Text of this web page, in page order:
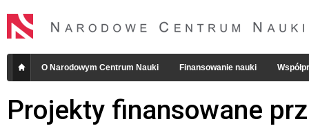
O Narodowym Centrum Nauki Finansowanie nauki
Projekty finansowane